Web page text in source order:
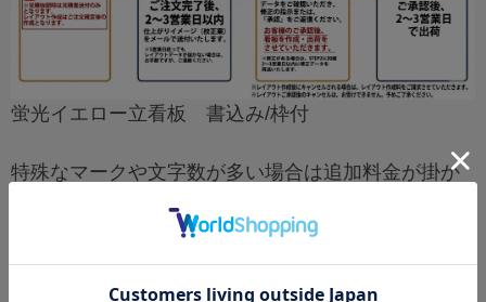
蛍光イエロー立看板 書込み/枠付
特殊なマークや文字数が多い場合は追加料金が掛か
お問い合わせをお願い致します。
※看板のイメージをご提供ください。